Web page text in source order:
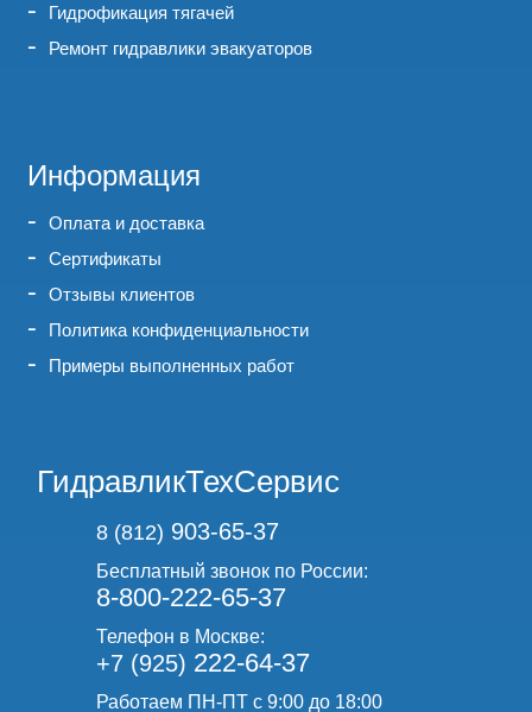
Гидрофикация тягачей
Ремонт гидравлики эвакуаторов
Информация
Оплата и доставка
Сертификаты
Отзывы клиентов
Политика конфиденциальности
Примеры выполненных работ
ГидравликТехСервис
8 (812) 903-65-37
Бесплатный звонок по России:
8-800-222-65-37
Телефон в Москве:
+7 (925) 222-64-37
Работаем ПН-ПТ с 9:00 до 18:00